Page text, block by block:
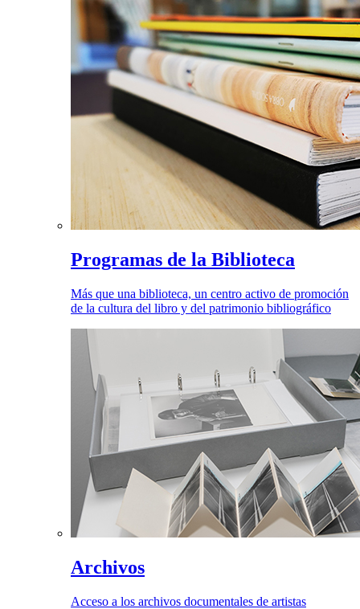
Programas de la Biblioteca
Más que una biblioteca, un centro activo de promoción
de la cultura del libro y del patrimonio bibliográfico
Archivos
Acceso a los archivos documentales de artistas